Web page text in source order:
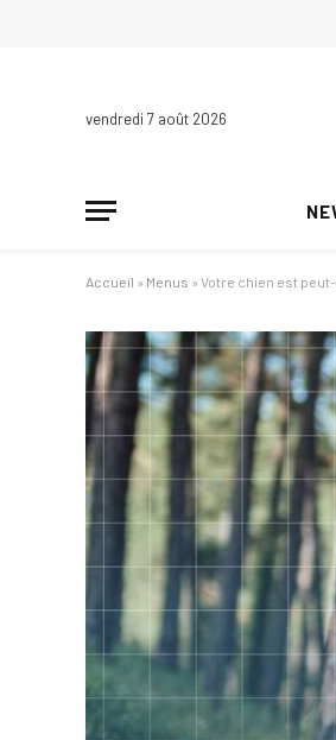
vendredi 7 août 2026
Accueil » Menus » Votre chien est